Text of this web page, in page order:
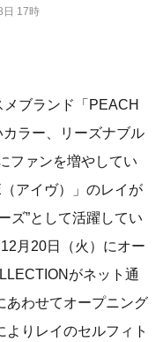
日 17時
ブランド「PEACH
ラー、リーズナブル
ファンを増やしてい
アイヴ）」のレイが
ズ”として活躍してい
月20日（火）にオー
がネット通
あわせてオープニング
りレイのセルフィト